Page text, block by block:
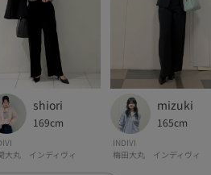
H87 着用サイズ：38（M）
shiori
169cm
大丸 インディヴィ
mizuki
165cm
INDIVI
梅田大丸 インディヴィ